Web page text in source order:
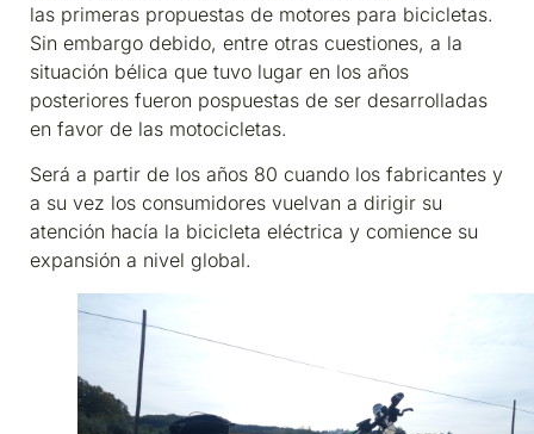
las primeras propuestas de motores para bicicletas.
Sin embargo debido, entre otras cuestiones, a la
situación bélica que tuvo lugar en los años
posteriores fueron pospuestas de ser desarrolladas
en favor de las motocicletas.
Será a partir de los años 80 cuando los fabricantes y
a su vez los consumidores vuelvan a dirigir su
atención hacía la bicicleta eléctrica y comience su
expansión a nivel global.